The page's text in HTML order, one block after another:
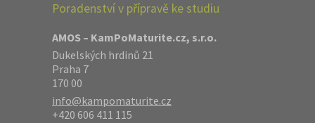
Poradenství v přípravě ke studiu
AMOS – KamPoMaturite.cz, s.r.o.
Dukelských hrdinů 21
Praha 7
170 00
info@kampomaturite.cz
+420 606 411 115